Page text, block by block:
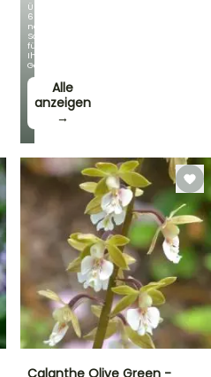
Über
60
neue
Sorten
für
Ihren
Garten!
Alle
anzeigen
→
Calanthe Olive Green -